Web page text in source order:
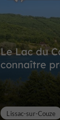
Le Lac du
connaître
Lissac-sur-Couze